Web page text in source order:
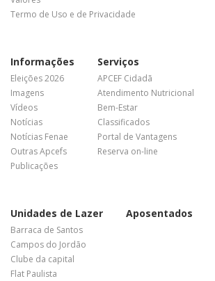
Termo de Uso e de Privacidade
Informações
Eleições 2026
Imagens
Vídeos
Notícias
Notícias Fenae
Outras Apcefs
Publicações
Serviços
APCEF Cidadã
Atendimento Nutricional
Bem-Estar
Classificados
Portal de Vantagens
Reserva on-line
Unidades de Lazer
Barraca de Santos
Campos do Jordão
Clube da capital
Flat Paulista
Aposentados